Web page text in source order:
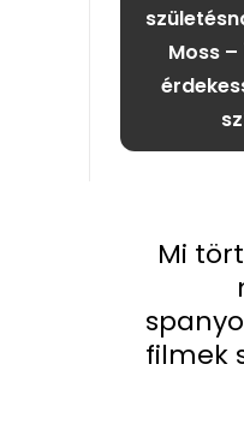
Moss
Mi
filmek